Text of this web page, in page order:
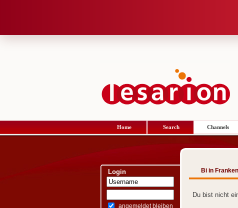
Home Search Channels
Login
angemeldet bleiben
Bi in Franken
Du bist nicht